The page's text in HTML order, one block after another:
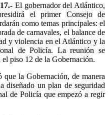
El gobernador del Atlántico,
el primer Consejo de
como temas principales: el
de carnavales, el balance de
y violencia en el Atlántico y la
de Policía. La reunión se
piso 12 de la Gobernación.
la Gobernación, de manera
diseñado un plan de seguridad
de Policía que empezó a regir